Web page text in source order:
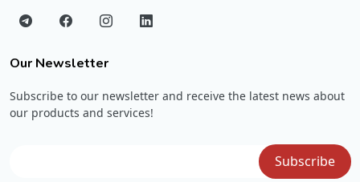
Our Newsletter
Subscribe to our newsletter and receive the latest news about
our products and services!